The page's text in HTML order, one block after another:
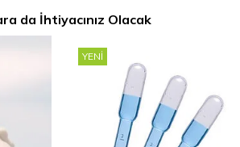
da İhtiyacınız Olacak
YENI